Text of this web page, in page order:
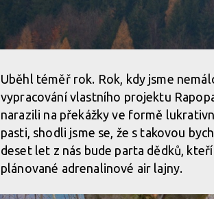
Uběhl téměř rok. Rok, kdy jsme
vypracování vlastního projektu
narazili na překážky ve formě
pasti, shodli jsme se, že s takovou
deset let z nás bude parta dědků,
plánované adrenalinové air lajny.